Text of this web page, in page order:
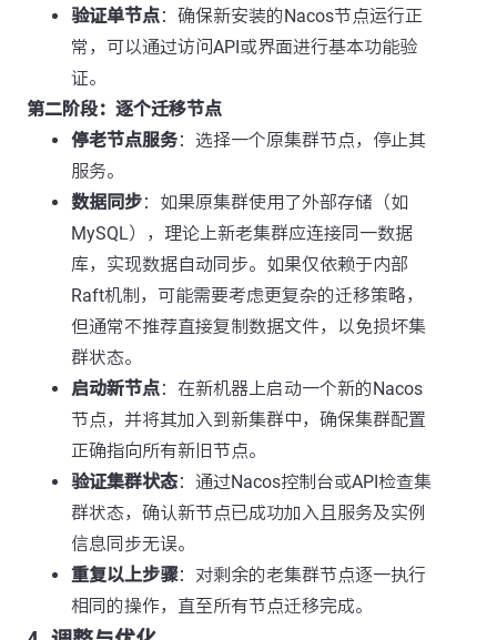
验证单节点：确保新安装的Nacos节点运行正
常，可以通过访问API或界面进行基本功能验
证。
第二阶段：逐个迁移节点
停老节点服务：选择一个原集群节点，停止其
服务。
数据同步：如果原集群使用了外部存储（如
MySQL），理论上新老集群应连接同一数据
库，实现数据自动同步。如果仅依赖于内部
Raft机制，可能需要考虑更复杂的迁移策略，
但通常不推荐直接复制数据文件，以免损坏集
群状态。
启动新节点：在新机器上启动一个新的Nacos
节点，并将其加入到新集群中，确保集群配置
正确指向所有新旧节点。
验证集群状态：通过Nacos控制台或API检查集
群状态，确认新节点已成功加入且服务及实例
信息同步无误。
重复以上步骤：对剩余的老集群节点逐一执行
相同的操作，直至所有节点迁移完成。